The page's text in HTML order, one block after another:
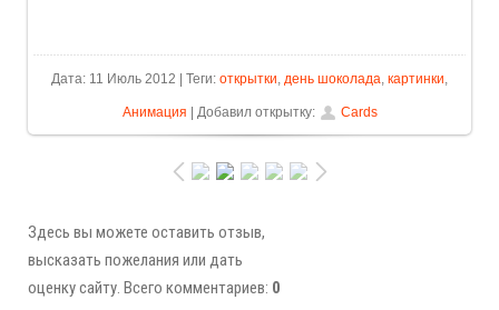
Дата: 11 Июль 2012 | Теги: открытки, день шоколада, картинки,
Анимация | Добавил открытку: Cards
Здесь вы можете оставить отзыв,
высказать пожелания или дать
оценку сайту. Всего комментариев: 0